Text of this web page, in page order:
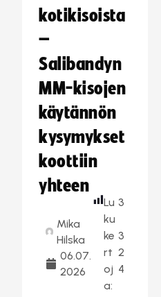
kotikisoista
–
Salibandyn
MM-kisojen
käytännön
kysymykset
koottiin
yhteen
Mika
Hilska
06.07.
2026
Lu
ku
ke
rt
oj
a:
3
3
2
4